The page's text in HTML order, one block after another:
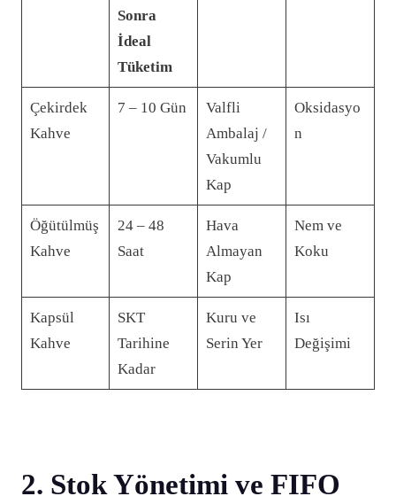
Sonra
İdeal
Tüketim
Çekirdek
Kahve
7 – 10 Gün
Valfli
Ambalaj /
Vakumlu
Kap
Oksidasyo
n
Öğütülmüş
Kahve
24 – 48
Saat
Hava
Almayan
Kap
Nem ve
Koku
Kapsül
Kahve
SKT
Tarihine
Kadar
Kuru ve
Serin Yer
Isı
Değişimi
2. Stok Yönetimi ve FIFO